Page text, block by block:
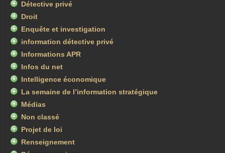
Détective privé
Droit
Enquête et investigation
information détective privé
Informations APR
Infos du net
Intelligence économique
La semaine de l’information stratégique
Médias
Non classé
Projet de loi
Renseignement